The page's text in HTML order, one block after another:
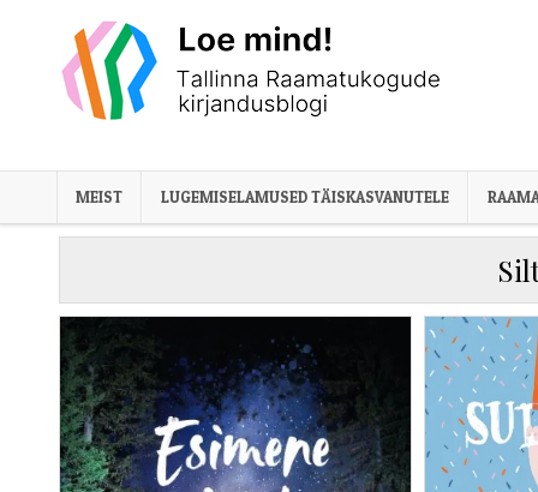
MEIST LUGEMISELAMUSED TÄISKASVANUTELE